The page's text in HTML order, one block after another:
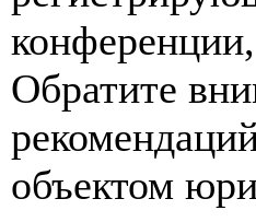
Обратите
объектом